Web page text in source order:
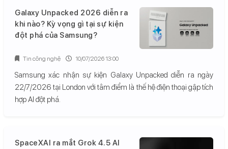
Galaxy Unpacked 2026 diễn ra
khi nào? Kỳ vọng gì tại sự kiện
đột phá của Samsung?
Samsung xác nhận sự kiện Galaxy Unpacked diễn ra ngày
22/7/2026 tại London với tâm điểm là thế hệ điện thoại gập tích
hợp AI đột phá.
Tin công nghệ 10/07/2026 13:00
SpaceXAI ra mắt Grok 4.5 AI